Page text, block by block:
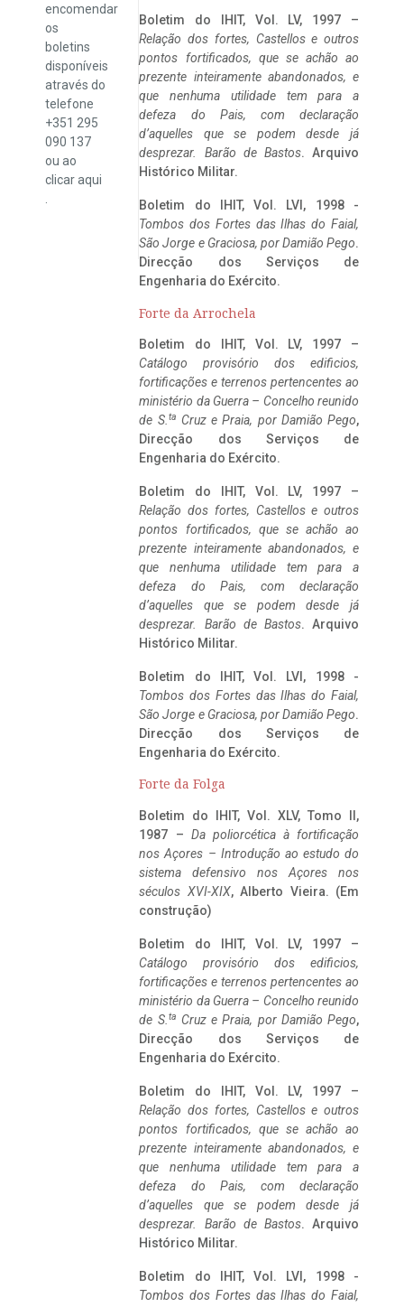
encomendar
os
boletins
disponíveis
através do
telefone
+351 295
090 137
ou ao
clicaraqui
Boletim do IHIT, Vol. LV, 1997 –
Relação dos fortes, Castellos e outros
pontos fortificados, que se achão ao
prezente inteiramente abandonados, e
que nenhuma utilidade tem para a
defeza do Pais, com declaração
d’aquelles que se podem desde já
desprezar. Barão de Bastos. Arquivo
Histórico Militar.
Boletim do IHIT, Vol. LVI, 1998 -
Tombos dos Fortes das Ilhas do Faial,
São Jorge e Graciosa, por Damião Pego.
Direcção dos Serviços de
Engenharia do Exército.
Forte da Arrochela
Boletim do IHIT, Vol. LV, 1997 –
Catálogo provisório dos edificios,
fortificações e terrenos pertencentes ao
ministério da Guerra – Concelho reunido
de S. ta Cruz e Praia, por Damião Pego,
Direcção dos Serviços de
Engenharia do Exército.
Boletim do IHIT, Vol. LV, 1997 –
Relação dos fortes, Castellos e outros
pontos fortificados, que se achão ao
prezente inteiramente abandonados, e
que nenhuma utilidade tem para a
defeza do Pais, com declaração
d’aquelles que se podem desde já
desprezar. Barão de Bastos. Arquivo
Histórico Militar.
Boletim do IHIT, Vol. LVI, 1998 -
Tombos dos Fortes das Ilhas do Faial,
São Jorge e Graciosa, por Damião Pego.
Direcção dos Serviços de
Engenharia do Exército.
Forte da Folga
Boletim do IHIT, Vol. XLV, Tomo II,
1987 – Da poliorcética à fortificação
nos Açores – Introdução ao estudo do
sistema defensivo nos Açores nos
séculos XVI-XIX, Alberto Vieira. (Em
construção)
Boletim do IHIT, Vol. LV, 1997 –
Catálogo provisório dos edificios,
fortificações e terrenos pertencentes ao
ministério da Guerra – Concelho reunido
de S. ta Cruz e Praia, por Damião Pego,
Direcção dos Serviços de
Engenharia do Exército.
Boletim do IHIT, Vol. LV, 1997 –
Relação dos fortes, Castellos e outros
pontos fortificados, que se achão ao
prezente inteiramente abandonados, e
que nenhuma utilidade tem para a
defeza do Pais, com declaração
d’aquelles que se podem desde já
desprezar. Barão de Bastos. Arquivo
Histórico Militar.
Boletim do IHIT, Vol. LVI, 1998 -
Tombos dos Fortes das Ilhas do Faial,